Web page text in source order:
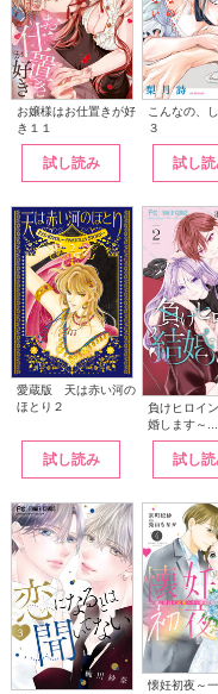
お嬢様はお仕置きが好
き１１
試し読み
こんなの、
３
試し
愛蔵版 天は赤い河の
ほとり２
試し読み
負けヒロイ
婚します～...
試し
懐妊初夜～